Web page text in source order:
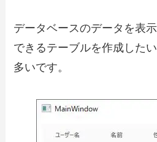
データベースのデータを表
できるテーブルを作成した
多いです。